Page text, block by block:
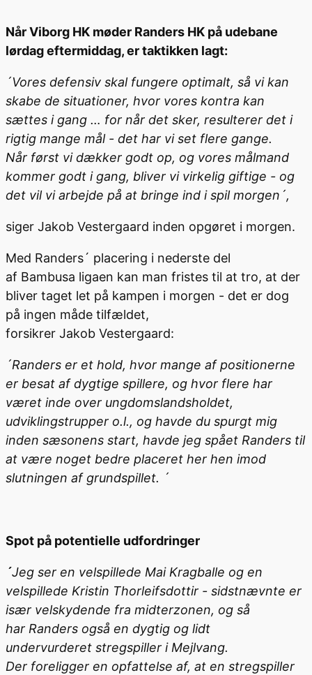
Når Viborg HK møder Randers HK på udebane
lørdag eftermiddag, er taktikken lagt:
´Vores defensiv skal fungere optimalt, så vi kan
skabe de situationer, hvor vores kontra kan
sættes i gang … for når det sker, resulterer det i
rigtig mange mål - det har vi set flere gange.
Når først vi dækker godt op, og vores målmand
kommer godt i gang, bliver vi virkelig giftige - og
det vil vi arbejde på at bringe ind i spil morgen´,
siger Jakob Vestergaard inden opgøret i morgen.
Med Randers´ placering i nederste del
af Bambusa ligaen kan man fristes til at tro, at der
bliver taget let på kampen i morgen - det er dog
på ingen måde tilfældet,
forsikrer Jakob Vestergaard:
´Randers er et hold, hvor mange af positionerne
er besat af dygtige spillere, og hvor flere har
været inde over ungdomslandsholdet,
udviklingstrupper o.l., og havde du spurgt mig
inden sæsonens start, havde jeg spået Randers til
at være noget bedre placeret her hen imod
slutningen af grundspillet. ´
Spot på potentielle udfordringer
´Jeg ser en velspillede Mai Kragballe og en
velspillede Kristin Thorleifsdottir - sidstnævnte er
især velskydende fra midterzonen, og så
har Randers også en dygtig og lidt
undervurderet stregspiller i Mejlvang.
Der foreligger en opfattelse af, at en stregspiller